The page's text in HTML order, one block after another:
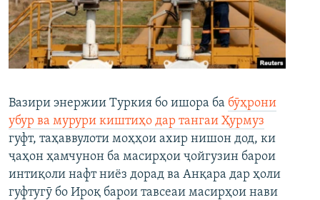
Вазири энержии Туркия бо ишора ба бӯҳрони
убур ва мурури киштиҳо дар тангаи Ҳурмуз
гуфт, таҳаввулоти моҳҳои ахир нишон дод, ки
ҷаҳон ҳамчунон ба масирҳои ҷойгузин барои
интиқоли нафт ниёз дорад ва Анқара дар ҳоли
гуфтугӯ бо Ироқ барои тавсеаи масирҳои нави